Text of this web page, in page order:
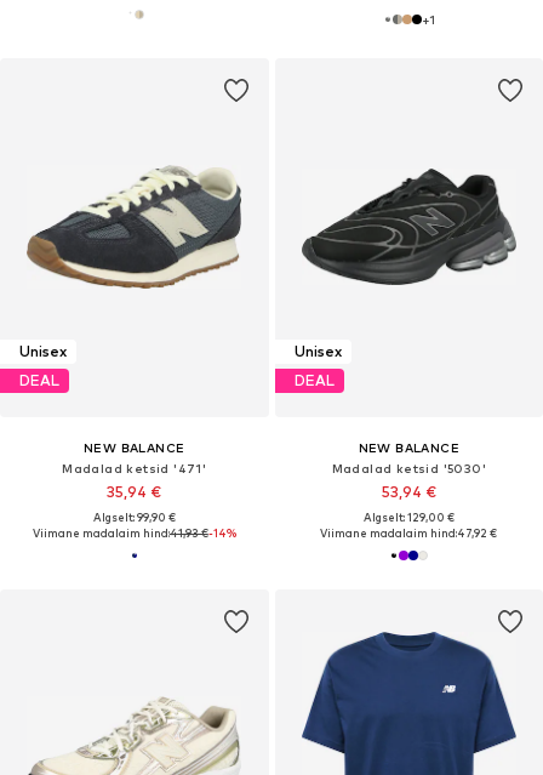
+1
Unisex
DEAL
NEW BALANCE
Madalad ketsid '471'
35,94 €
Algselt: 99,90 €
Viimane madalaim hind:41,93 €-14%
Unisex
DEAL
NEW BALANCE
Madalad ketsid '5030'
53,94 €
Algselt: 129,00 €
Viimane madalaim hind:47,92 €